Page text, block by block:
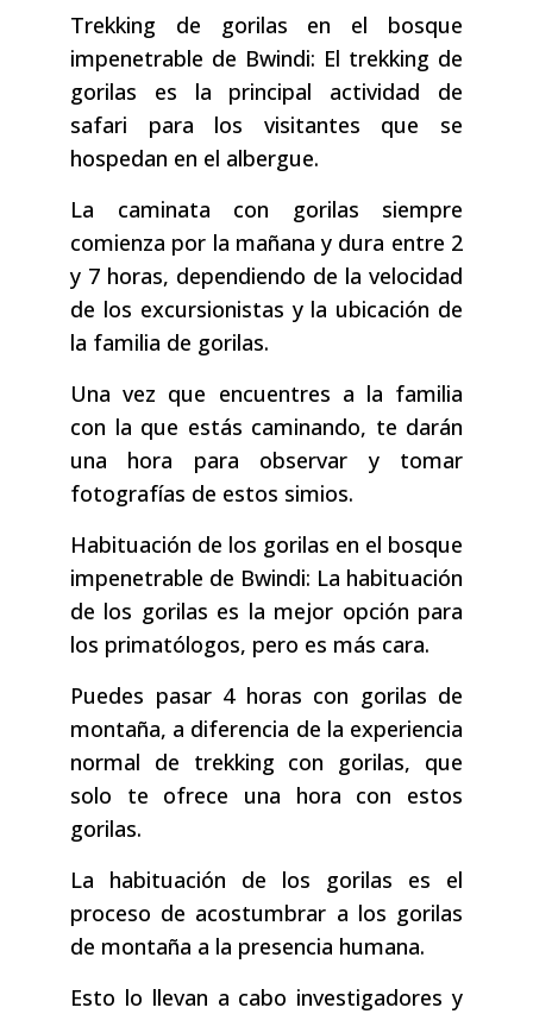
Trekking de gorilas en el bosque
impenetrable de Bwindi: El trekking de
gorilas es la principal actividad de
safari para los visitantes que se
hospedan en el albergue.
La caminata con gorilas siempre
comienza por la mañana y dura entre 2
y 7 horas, dependiendo de la velocidad
de los excursionistas y la ubicación de
la familia de gorilas.
Una vez que encuentres a la familia
con la que estás caminando, te darán
una hora para observar y tomar
fotografías de estos simios.
Habituación de los gorilas en el bosque
impenetrable de Bwindi: La habituación
de los gorilas es la mejor opción para
los primatólogos, pero es más cara.
Puedes pasar 4 horas con gorilas de
montaña, a diferencia de la experiencia
normal de trekking con gorilas, que
solo te ofrece una hora con estos
gorilas.
La habituación de los gorilas es el
proceso de acostumbrar a los gorilas
de montaña a la presencia humana.
Esto lo llevan a cabo investigadores y